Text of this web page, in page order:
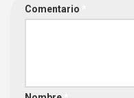
Comentario